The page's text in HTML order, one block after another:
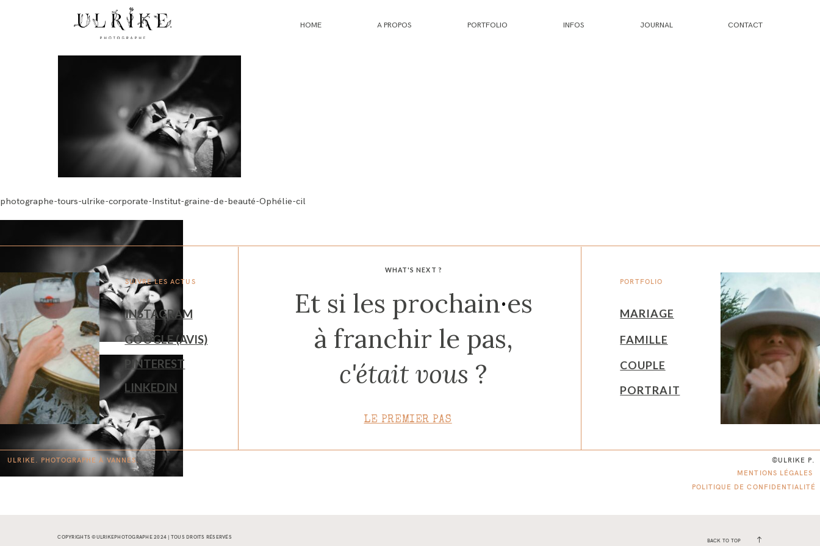
HOME A PROPOS PORTFOLIO INFOS JOURNAL CONTACT
photographe-tours-ulrike-corporate-Institut-graine-de-beauté-Ophélie-cil
WHAT'S NEXT ?
PORTFOLIO
SUIVRE LES ACTUS
Et si les prochain·es
à franchir le pas,
c'était vous ?
MARIAGE
INSTAGRAM
GOOGLE (AVIS)
FAMILLE
PINTEREST COUPLE
LINKEDIN PORTRAIT
LE PREMIER PAS
©ULRIKE P.
ULRIKE. PHOTOGRAPHE À VAN NES.
MENTIONS LÉGALES
POLITIQUE DE CONFIDENTIALITÉ
COPYRIGHTS ©ULRIKEPHOTOGRAPHE 2024 | TOUS DROITS RÉSERVÉS
BACK TO TOP
CONTACT